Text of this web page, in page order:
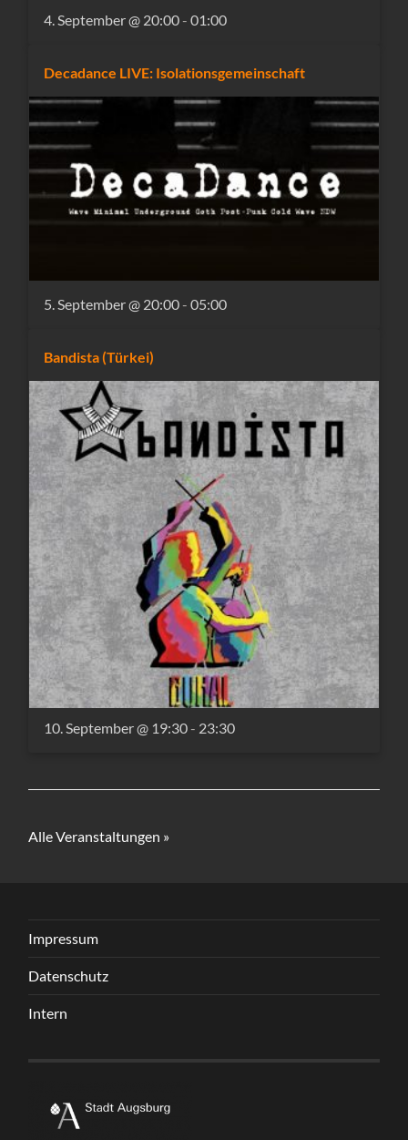
4. September @ 20:00-01:00
Decadance LIVE: Isolationsgemeinschaft
5. September @ 20:00-05:00
Bandista (Türkei)
10. September @ 19:30- 23:30
Alle Veranstaltungen »
Impressum
Datenschutz
Intern